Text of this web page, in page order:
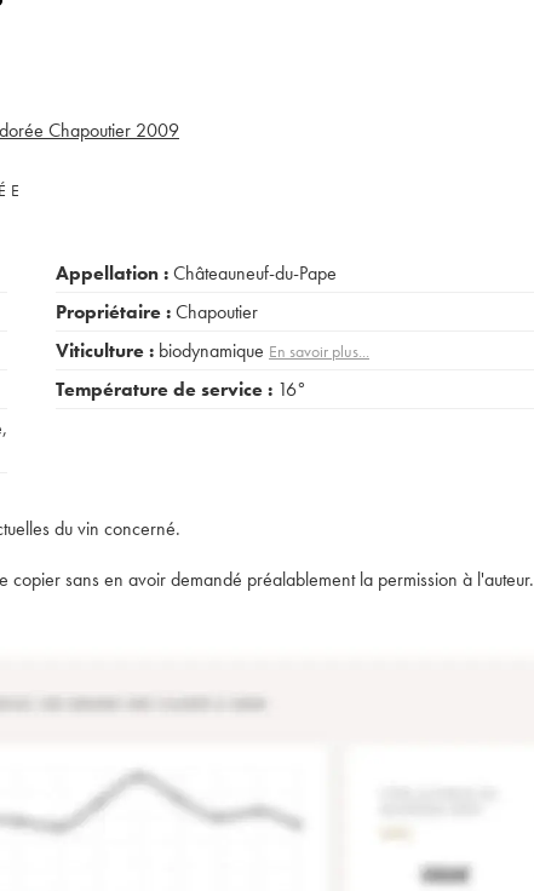
Chapoutier 2009
,
Appellation :Châteauneuf-du-Pape
Propriétaire :Chapoutier
Viticulture : biodynamique En savoir plus...
Température de service : 16°
du vin concerné.
sans en avoir demandé préalablement la permission à l'auteur.